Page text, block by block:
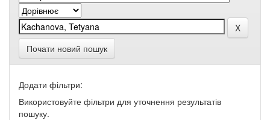
Почати новий пошук
Додати фільтри:
Використовуйте фільтри для уточнення результатів
пошуку.